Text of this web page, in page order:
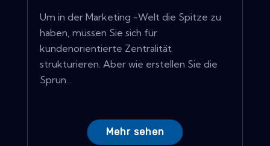
Um in der Marketing -Welt die Spitze zu
haben, müssen Sie sich für
kundenorientierte Zentralität
strukturieren. Aber wie erstellen Sie die
Sprun...
Mehr sehen